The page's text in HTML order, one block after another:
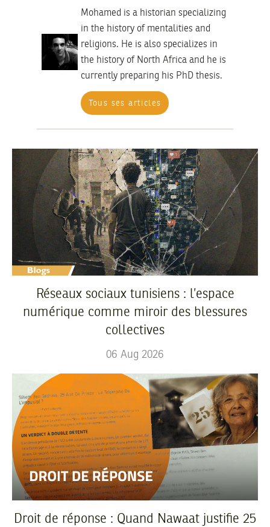
Mohamed is a historian specializing
in the history of mentalities and
religions. He is also specializes in
the history of North Africa and he is
currently preparing his PhD thesis.
Tous ses articles
Réseaux sociaux tunisiens : l’espace
numérique comme miroir des blessures
collectives
06 Aug 2026
Droit de réponse : Quand Nawaat justifie 25